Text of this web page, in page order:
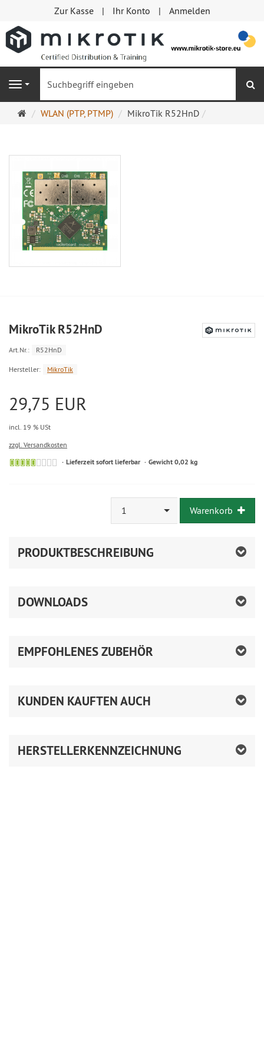
Zur Kasse Ihr Konto Anmelden
Navigation
Startseite
WLAN (PTP, PTMP) MikroTik R52HnD
MikroTik R52HnD
Art.Nr.: R52HnD
Hersteller: MikroTik
29,75 EUR
incl. 19 % USt
zzgl. Versandkosten
Lieferzeit sofort lieferbar Gewicht 0,02 kg
1 Warenkorb
PRODUKTBESCHREIBUNG
DOWNLOADS
EMPFOHLENES ZUBEHÖR
KUNDEN KAUFTEN AUCH
HERSTELLERKENNZEICHNUNG